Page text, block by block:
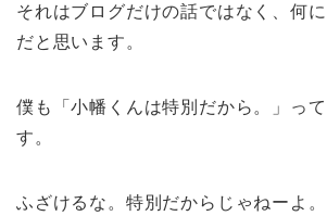
それはブログだけの話ではなく、何
だと思います。
僕も「小幡くんは特別だから。」っ
す。
ふざけるな。特別だからじゃねーよ。